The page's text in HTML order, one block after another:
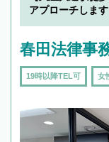
で
アプローチします
春田法律事
19時以降TEL可 女